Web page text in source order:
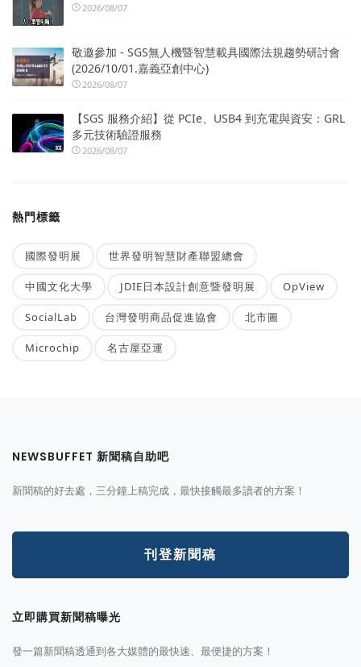
2026/08/07
敬邀參加 - SGS無人機暨智慧載具國際法規趨勢研討會
(2026/10/01.嘉義亞創中心)
2026/08/07
【SGS 服務介紹】從 PCIe、USB4 到充電與資安：GRL
多元技術驗證服務
2026/08/07
熱門標籤
國際發明展 世界發明智慧財產聯盟總會
中國文化大學 JDIE日本設計創意暨發明展 OpView
SocialLab 台灣發明商品促進協會 北市圖
Microchip 名古屋亞運
NEWSBUFFET 新聞稿自助吧
新聞稿的好去處，三分鐘上稿完成，最快接觸最多讀者的方案！
刊登新聞稿
立即購買新聞稿曝光
發一篇新聞稿透通到各大媒體的最快速、最便捷的方案！